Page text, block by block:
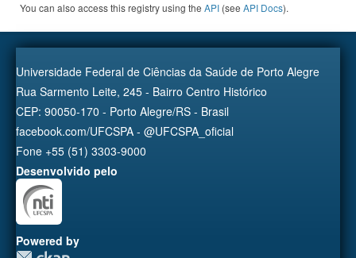
You can also access this registry using the API (see API Docs).
Universidade Federal de Ciências da Saúde de Porto Alegre
Rua Sarmento Leite, 245 - Bairro Centro Histórico
CEP: 90050-170 - Porto Alegre/RS - Brasil
facebook.com/UFCSPA - @UFCSPA_oficial
Fone +55 (51) 3303-9000
Desenvolvido pelo
Powered by